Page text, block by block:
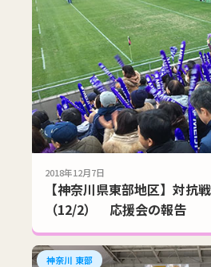
2018年12月7日
【神奈川県東部地区】対抗
（12/2） 応援会の報告
神奈川 東部